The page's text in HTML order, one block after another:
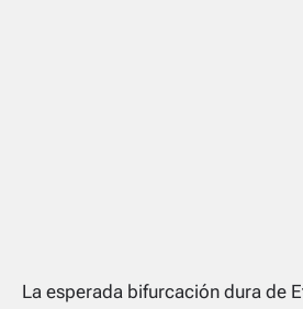
La esperada bifurcación dura de